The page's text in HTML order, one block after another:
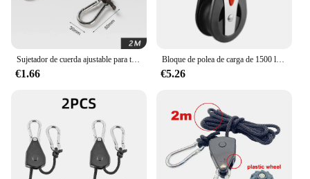
€1.66
Bloque de polea de carga de 1500 libras con ojo de acero inoxidable, polea de cuerda giratoria, corredor de bloque de rodamiento liso para velero para barco y Pilates
€5.26